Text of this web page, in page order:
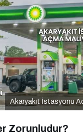
Akaryakıt İstasyonu
Zorunludur?